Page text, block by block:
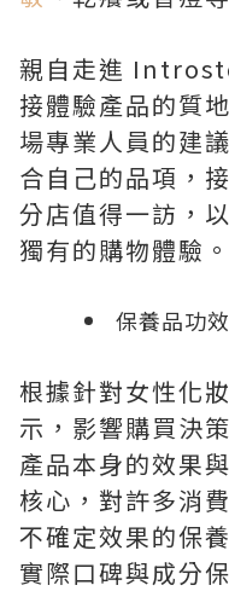
親自走進
接體驗產品的質
場專業人員的建
合自己的品項，
分店值得一訪，
獨有的購物體驗。
保養品功
根據針對女性化
示，影響購買決
產品本身的效果
核心，對許多消
不確定效果的保
實際口碑與成分